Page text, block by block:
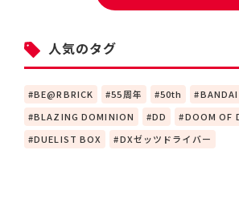
人気のタグ
BE@RBRICK 55周年 50th BANDAI
BLAZING DOMINION
DD
DOOM OF
DUELIST BOX
DXゼッツドライバー